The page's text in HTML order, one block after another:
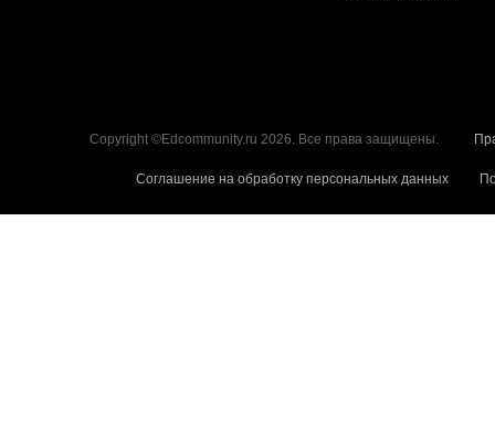
Copyright ©Edcommunity.ru 2026. Все права защищены.
Соглашение на обработку персональных данных